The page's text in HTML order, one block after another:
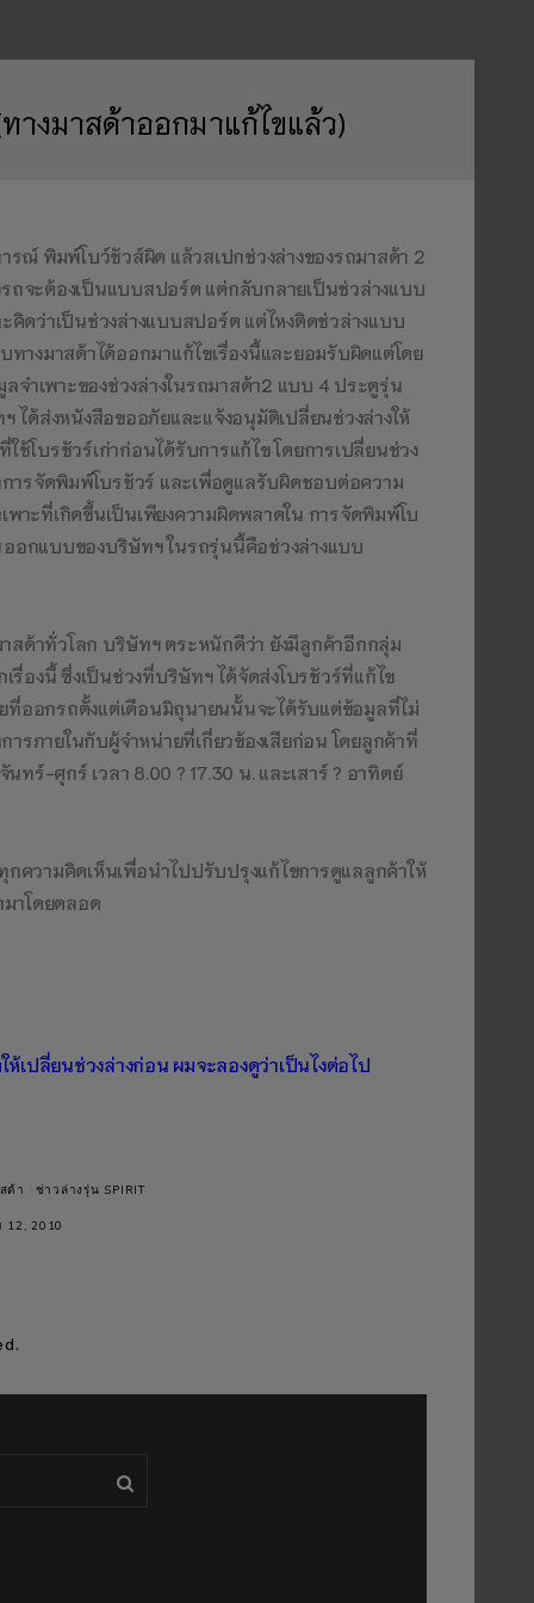
างมาสด้าออกมาแก้ไขแล้ว)
รณ์ พิมพ์โบว์ชัวส์ผิด แล้วสเปกช่วงล่างของรถมาสด้า 2
ถจะต้องเป็นแบบสปอร์ต แต่กลับกลายเป็นช่วล่างแบบ
คิดว่าเป็นช่วงล่างแบบสปอร์ต แต่ไหงติดช่วล่างแบบ
างมาสด้าได้ออกมาแก้ไขเรื่องนี้และยอมรับผิดแต่โดย
ลจำเพาะของช่วงล่างในรถมาสด้า2 แบบ 4 ประตูรุ่น
ด้ส่งหนังสือขออภัยและแจ้งอนุมัติเปลี่ยนช่วงล่างให้
โบรชัวร์เก่าก่อนได้รับการแก้ไข โดยการเปลี่ยนช่วง
ารจัดพิมพ์โบรชัวร์ และเพื่อดูแลรับผิดชอบต่อความ
ะที่เกิดขึ้นเป็นเพียงความผิดพลาดใน การจัดพิมพ์โบ
ออกแบบของบริษัทฯ ในรถรุ่นนี้คือช่วงล่างแบบ
สด้าทั่วโลก บริษัทฯ ตระหนักดีว่า ยังมีลูกค้าอีกกลุ่ม
องนี้ ซึ่งเป็นช่วงที่บริษัทฯ ได้จัดส่งโบรชัวร์ที่แก้ไข
ที่ออกรถตั้งแต่เดือนมิถุนายนนั้นจะได้รับแต่ข้อมูลที่ไม่
รภายในกับผู้จำหน่ายที่เกี่ยวข้องเสียก่อน โดยลูกค้าที่
-ศุกร์ เวลา 8.00 ? 17.30 น. และเสาร์ ? อาทิตย์
วามคิดเห็นเพื่อนำไปปรับปรุงแก้ไขการดูแลลูกค้าให้
าโดยตลอด
เปลี่ยนช่วงล่างก่อน ผมจะลองดูว่าเป็นไงต่อไป
ด้า ช่าวล่างรุ่น SPIRIT
12, 2010